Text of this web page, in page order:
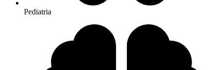
Pediatria